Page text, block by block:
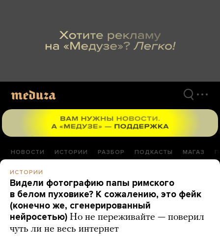
НОВОСТИ ИСТОРИИ РАЗБОР ПОДКАСТЫ МАГАЗ
ИСТОРИИ
Видели фотографию папы римского
в белом пуховике? К сожалению, это фейк
(конечно же, сгенерированный
нейросетью) Но не переживайте — поверил
чуть ли не весь интернет